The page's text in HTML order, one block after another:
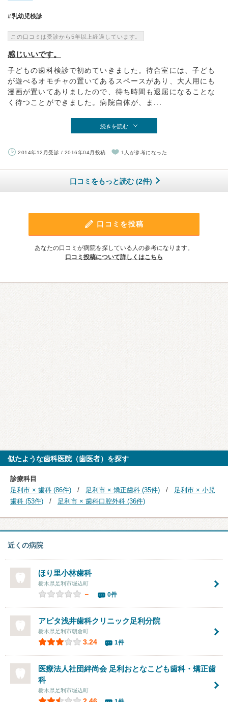
乳幼児検診
この口コミは受診から5年以上経過しています。
感じいいです。
子どもの歯科検診で初めていきました。待合室には、子ども
が遊べるオモチャの置いてあるスペースがあり、大人用にも
漫画が置いてありましたので、待ち時間も退屈になることな
く待つことができました。病院自体が、ま...
続きを読む
2014年12月受診 / 2016年04月投稿 1人が参考になった
口コミをもっと読む (2件)
口コミを投稿
あなたの口コミが病院を探している人の参考になります。
口コミ投稿について詳しくはこちら
似たような歯科医院（歯医者）を探す
診療科目
足利市 × 歯科 (86件)
足利市 × 矯正歯科 (35件)
足利市 × 小児
歯科 (53件)
足利市 × 歯科口腔外科 (36件)
近くの病院
ほり里小林歯科
栃木県足利市堀込町
－ 0件
アピタ浅井歯科クリニック足利分院
栃木県足利市朝倉町
3.24 1件
医療法人社団絆尚会 足利おとなこども歯科・矯正歯
科
栃木県足利市堀込町